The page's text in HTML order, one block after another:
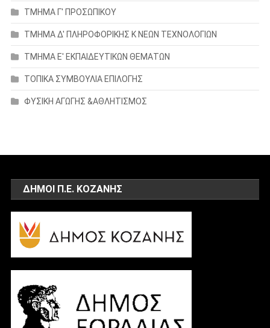
ΤΜΗΜΑ Γ' ΠΡΟΣΩΠΙΚΟΥ
ΤΜΗΜΑ Δ' ΠΛΗΡΟΦΟΡΙΚΗΣ Κ ΝΕΩΝ ΤΕΧΝΟΛΟΓΙΩΝ
ΤΜΗΜΑ Ε' ΕΚΠΑΙΔΕΥΤΙΚΩΝ ΘΕΜΑΤΩΝ
ΤΟΠΙΚΑ ΣΥΜΒΟΥΛΙΑ ΕΠΙΛΟΓΗΣ
ΦΥΣΙΚΗ ΑΓΩΓΗΣ &ΑΘΛΗΤΙΣΜΟΣ
ΔΗΜΟΙ Π.Ε. ΚΟΖΑΝΗΣ